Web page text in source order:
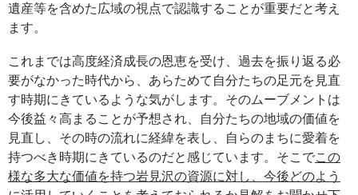
遺産等を含めた広域の視点で認識することが重要だと考え
ます。
これまでは高度経済成長の恩恵を受け、過去を振り返る必
要がなかった時代から、あらためて自分たちの足元を見直
す時期にきているような気がします。そのムーブメントは
今後益々高まることが予想され、自分たちの地域の価値を
見直し、その時の流れに経緯を表し、自らのまちに愛着を
持つべき時期にきているのだと感じています。そこでこの
様な多大な価値を持つ岩見沢の資源に対し、今後どのよう